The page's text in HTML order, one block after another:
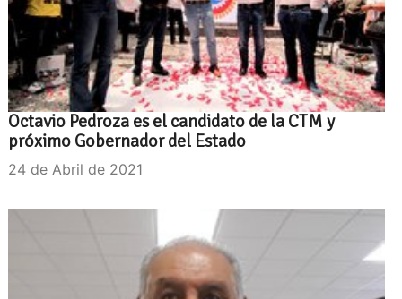
Octavio Pedroza es el candidato de la CTM y
próximo Gobernador del Estado
24 de Abril de 2021